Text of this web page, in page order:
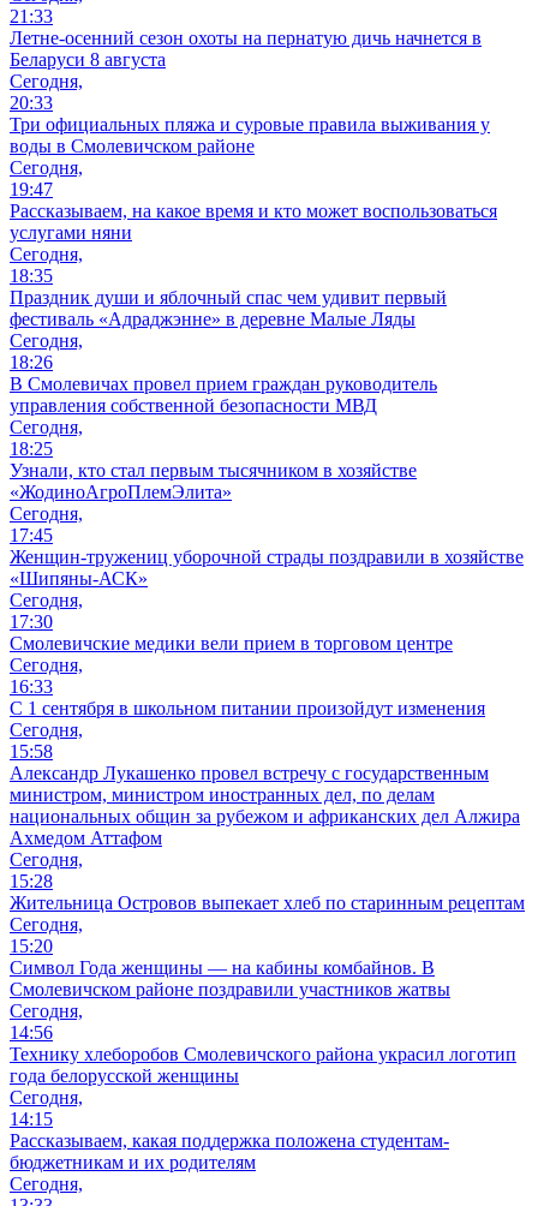
21:33
Летне-осенний сезон охоты на пернатую дичь начнется в
Беларуси 8 августа
Сегодня,
20:33
Три официальных пляжа и суровые правила выживания у
воды в Смолевичском районе
Сегодня,
19:47
Рассказываем, на какое время и кто может воспользоваться
услугами няни
Сегодня,
18:35
Праздник души и яблочный спас чем удивит первый
фестиваль «Адраджэнне» в деревне Малые Ляды
Сегодня,
18:26
В Смолевичах провел прием граждан руководитель
управления собственной безопасности МВД
Сегодня,
18:25
Узнали, кто стал первым тысячником в хозяйстве
«ЖодиноАгроПлемЭлита»
Сегодня,
17:45
Женщин-тружениц уборочной страды поздравили в хозяйстве
«Шипяны-АСК»
Сегодня,
17:30
Смолевичские медики вели прием в торговом центре
Сегодня,
16:33
С 1 сентября в школьном питании произойдут изменения
Сегодня,
15:58
Александр Лукашенко провел встречу с государственным
министром, министром иностранных дел, по делам
национальных общин за рубежом и африканских дел Алжира
Ахмедом Аттафом
Сегодня,
15:28
Жительница Островов выпекает хлеб по старинным рецептам
Сегодня,
15:20
Символ Года женщины — на кабины комбайнов. В
Смолевичском районе поздравили участников жатвы
Сегодня,
14:56
Технику хлеборобов Смолевичского района украсил логотип
года белорусской женщины
Сегодня,
14:15
Рассказываем, какая поддержка положена студентам-
бюджетникам и их родителям
Сегодня,